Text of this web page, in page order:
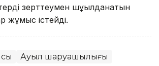
зерттеумен шұғылданатын
жұмыс істейді.
Ауыл шаруашылығы